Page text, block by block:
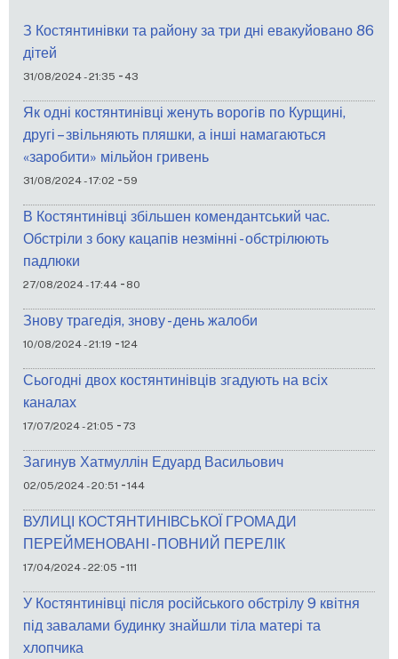
З Костянтинівки та району за три дні евакуйовано 86
дітей
31/08/2024 - 21:35 - 43
Як одні костянтинівці женуть ворогів по Курщині,
другі – звільняють пляшки, а інші намагаються
«заробити» мільйон гривень
31/08/2024 - 17:02 -59
В Костянтинівці збільшен комендантський час.
Обстріли з боку кацапів незмінні - обстрілюють
падлюки
27/08/2024 - 17:44 - 80
Знову трагедія, знову - день жалоби
10/08/2024 - 21:19 -124
Сьогодні двох костянтинівців згадують на всіх
каналах
17/07/2024 - 21:05 - 73
Загинув Хатмуллін Едуард Васильович
02/05/2024 - 20:51 -144
ВУЛИЦІ КОСТЯНТИНІВСЬКОЇ ГРОМАДИ
ПЕРЕЙМЕНОВАНІ - ПОВНИЙ ПЕРЕЛІК
17/04/2024 - 22:05 -111
У Костянтинівці після російського обстрілу 9 квітня
під завалами будинку знайшли тіла матері та
хлопчика